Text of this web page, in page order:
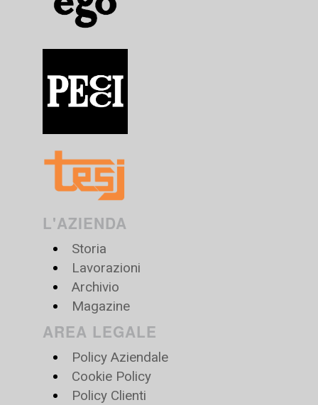
L'AZIENDA
Storia
Lavorazioni
Archivio
Magazine
AREA LEGALE
Policy Aziendale
Cookie Policy
Policy Clienti